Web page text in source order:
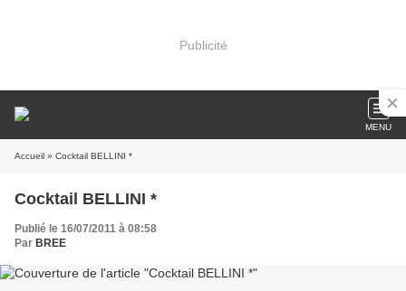
Publicité
MENU
Accueil » Cocktail BELLINI *
Cocktail BELLINI *
Publié le 16/07/2011 à 08:58
Par BREE